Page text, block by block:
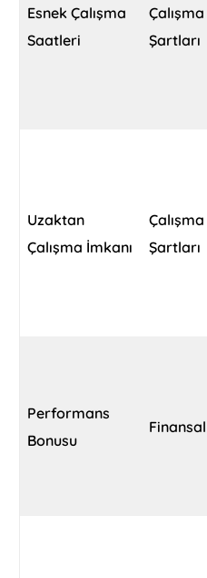
Esnek Çalışma
Saatleri
Çalışma
Şartları
Uzaktan
Çalışma İmkanı
Çalışma
Şartları
Performans
Bonusu
Finansal